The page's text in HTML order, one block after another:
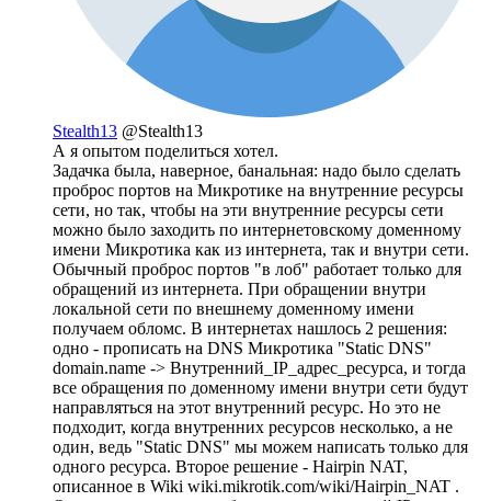
Stealth13 @Stealth13
А я опытом поделиться хотел.
Задачка была, наверное, банальная: надо было сделать
проброс портов на Микротике на внутренние ресурсы
сети, но так, чтобы на эти внутренние ресурсы сети
можно было заходить по интернетовскому доменному
имени Микротика как из интернета, так и внутри сети.
Обычный проброс портов "в лоб" работает только для
обращений из интернета. При обращении внутри
локальной сети по внешнему доменному имени
получаем обломс. В интернетах нашлось 2 решения:
одно - прописать на DNS Микротика "Static DNS"
domain.name -> Внутренний_IP_адрес_ресурса, и тогда
все обращения по доменному имени внутри сети будут
направляться на этот внутренний ресурс. Но это не
подходит, когда внутренних ресурсов несколько, а не
один, ведь "Static DNS" мы можем написать только для
одного ресурса. Второе решение - Hairpin NAT,
описанное в Wiki wiki.mikrotik.com/wiki/Hairpin_NAT .